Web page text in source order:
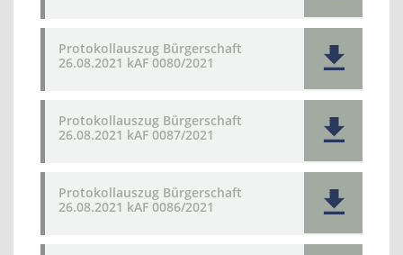
Protokollauszug Bürgerschaft
26.08.2021 kAF 0080/2021
Protokollauszug Bürgerschaft
26.08.2021 kAF 0087/2021
Protokollauszug Bürgerschaft
26.08.2021 kAF 0086/2021